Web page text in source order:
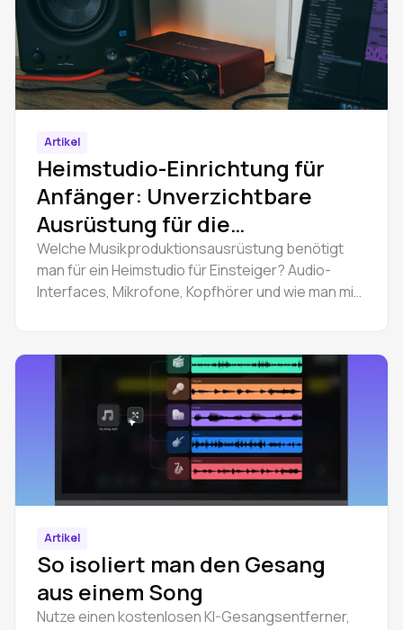
Artikel
Heimstudio-Einrichtung für
Anfänger: Unverzichtbare
Ausrüstung für die
Musikproduktion
Welche Musikproduktionsausrüstung benötigt
man für ein Heimstudio für Einsteiger? Audio-
Interfaces, Mikrofone, Kopfhörer und wie man mit
Artikel
So isoliert man den Gesang
aus einem Song
Nutze einen kostenlosen KI-Gesangsentferner,